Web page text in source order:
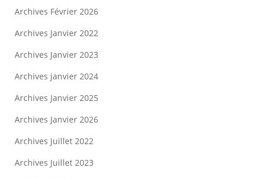
Archives Février 2026
Archives Janvier 2022
Archives Janvier 2023
Archives janvier 2024
Archives Janvier 2025
Archives Janvier 2026
Archives Juillet 2022
Archives Juillet 2023